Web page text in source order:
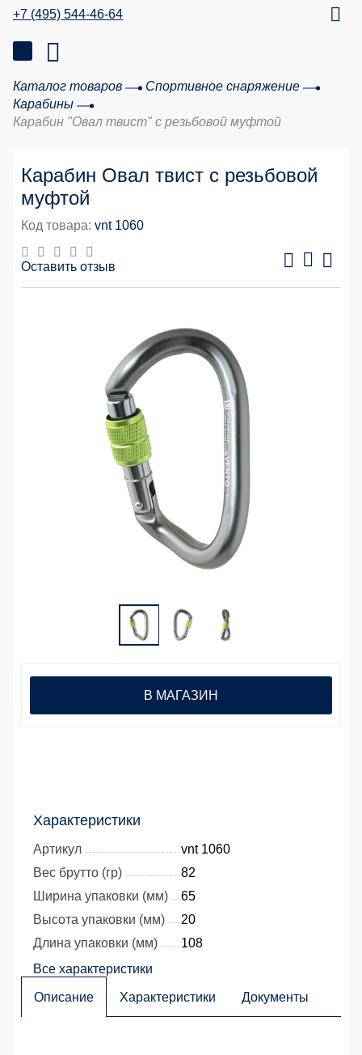
+7 (495) 544-46-64
Каталог товаров
Спортивное снаряжение
Карабины
Карабин "Овал твист" с резьбовой муфтой
Карабин Овал твист с резьбовой
муфтой
Код товара: vnt 1060
Оставить отзыв
Характеристики
Артикул
vnt 1060
Вес брутто (гр)
82
Ширина упаковки (мм)
65
Высота упаковки (мм)
20
Длина упаковки (мм)
108
Все характеристики
В МАГАЗИН
Описание Характеристики Документы